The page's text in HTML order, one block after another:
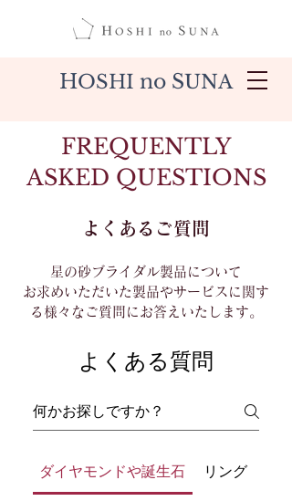
HOSHI no SUNA
FREQUENTLY
ASKED QUESTIONS
よくあるご質問
星の砂ブライダル製品について
お求めいただいた製品やサービスに関す
る様々なご質問にお答えいたします。
よくある質問
ダイヤモンドや誕生石 リング